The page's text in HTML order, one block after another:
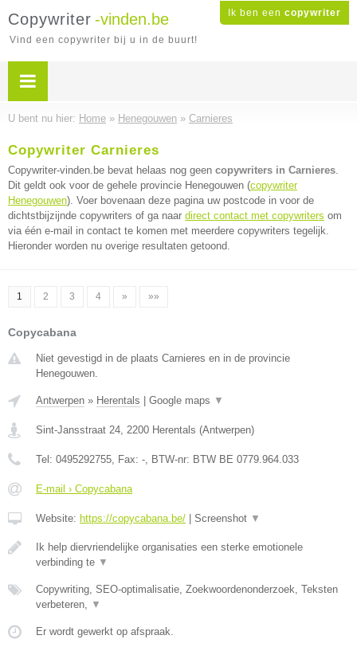
Ik ben een copywriter
Copywriter -vinden.be
Vind een copywriter bij u in de buurt!
U bent nu hier: Home » Henegouwen » Carnieres
Copywriter Carnieres
Copywriter-vinden.be bevat helaas nog geen copywriters in Carnieres.
Dit geldt ook voor de gehele provincie Henegouwen (copywriter
Henegouwen). Voer bovenaan deze pagina uw postcode in voor de
dichtstbijzijnde copywriters of ga naar direct contact met copywriters om
via één e-mail in contact te komen met meerdere copywriters tegelijk.
Hieronder worden nu overige resultaten getoond.
1 2 3 4 » »»
Copycabana
Niet gevestigd in de plaats Carnieres en in de provincie
Henegouwen.
Antwerpen » Herentals Google maps ▼
Sint-Jansstraat 24, 2200 Herentals (Antwerpen)
Tel: 0495292755, Fax: -, BTW-nr: BTW BE 0779.964.033
E-mail › Copycabana
Website: https://copycabana.be/ Screenshot ▼
Ik help diervriendelijke organisaties een sterke emotionele
verbinding te ▼
Copywriting, SEO-optimalisatie, Zoekwoordenonderzoek, Teksten
verbeteren, ▼
Er wordt gewerkt op afspraak.